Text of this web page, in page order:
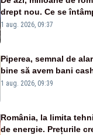
drept nou. Ce se
un produs
1 aug. 2026, 09:37
Piperea, semnal de
bine să avem bani
alertei energetice?
1 aug. 2026, 09:39
România, la limita
de energie. Prețurile